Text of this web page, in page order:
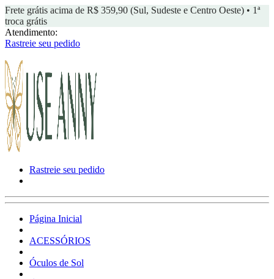
Frete grátis acima de R$ 359,90 (Sul, Sudeste e Centro Oeste) • 1ª
troca grátis
Atendimento:
Rastreie seu pedido
Rastreie seu pedido
Página Inicial
ACESSÓRIOS
Óculos de Sol